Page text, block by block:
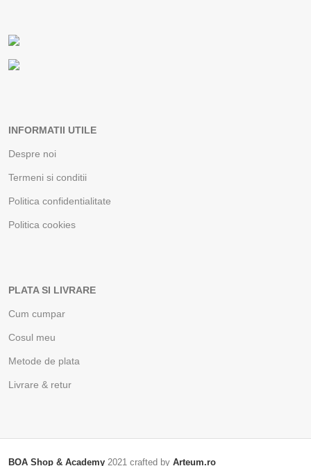
INFORMATII UTILE
Despre noi
Termeni si conditii
Politica confidentialitate
Politica cookies
PLATA SI LIVRARE
Cum cumpar
Cosul meu
Metode de plata
Livrare & retur
BOA Shop & Academy 2021 crafted by Arteum.ro